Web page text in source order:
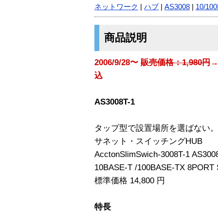
ネットワーク ハブ AS3008 10/
商品説明
2006/9/28〜 販売価格：1,980円→
込
AS3008T-1
タップ型で設置場所を選ばない
サネット・スイッチングHUB
AcctonSlimSwich-3008T-1
10BASE-T /100BASE-TX 8PORT
標準価格 14,800 円
特長